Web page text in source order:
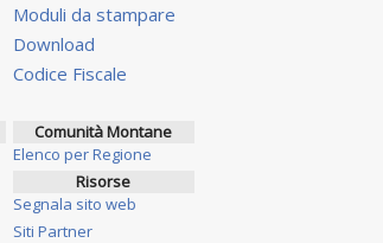
Moduli da stampare
Download
Codice Fiscale
Comunità Montane
Elenco per Regione
Risorse
Segnala sito web
Siti Partner